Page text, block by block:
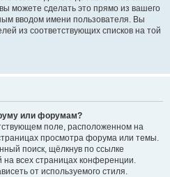
можете сделать это прямо из вашего
вводом имени пользователя. Вы
из соответствующих списков на той
или форумам?
поле, расположенном на
просмотра форума или темы.
поиск, щёлкнув по ссылке
всех страницах конференции.
от используемого стиля.